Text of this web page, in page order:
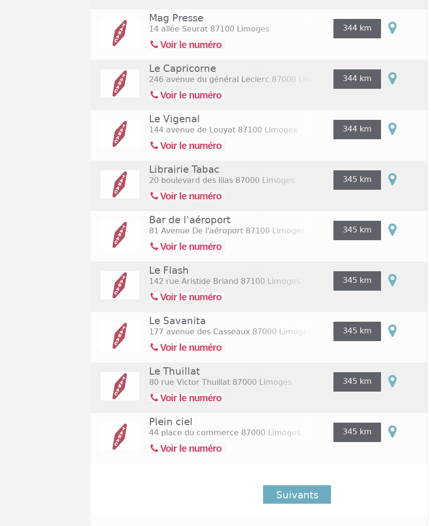
Mag Presse
14 allée Seurat 87100 Limoges
Voir le numéro
344 km
Le Capricorne
246 avenue du général Leclerc 87000 Limoges
Voir le numéro
344 km
Le Vigenal
144 avenue de Louyat 87100 Limoges
Voir le numéro
344 km
Librairie Tabac
20 boulevard des lilas 87000 Limoges
Voir le numéro
345 km
Bar de l'aéroport
81 Avenue De l'aéroport 87100 Limoges
Voir le numéro
345 km
Le Flash
142 rue Aristide Briand 87100 Limoges
Voir le numéro
345 km
Le Savanita
177 avenue des Casseaux 87000 Limoges
Voir le numéro
345 km
Le Thuillat
80 rue Victor Thuillat 87000 Limoges
Voir le numéro
345 km
Plein ciel
44 place du commerce 87000 Limoges
Voir le numéro
345 km
Suivants